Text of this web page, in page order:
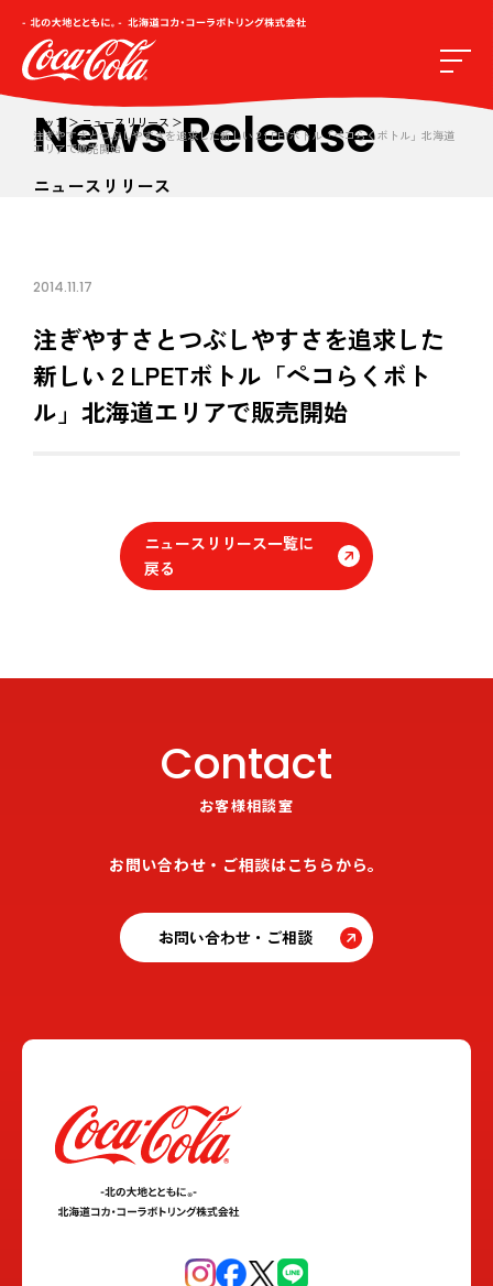
トップ
ニュースリリース
注ぎやすさとつぶしやすさを追求した新しい２LPETボトル「ペコらくボトル」北海道
エリアで販売開始
News Release
ニュースリリース
2014.11.17
注ぎやすさとつぶしやすさを追求した
新しい２LPETボトル「ペコらくボト
ル」北海道エリアで販売開始
ニュースリリース一覧に
戻る
Contact
お客様相談室
お問い合わせ・ご相談はこちらから。
お問い合わせ・ご相談